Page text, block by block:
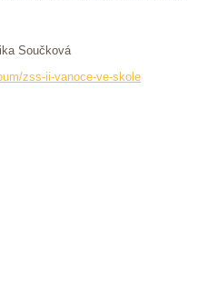
zss-ii-vanoce-ve-skole